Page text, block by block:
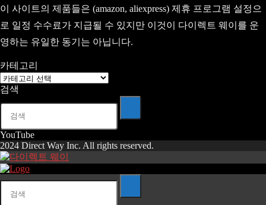
이 사이트의 제품들은 (amazon, aliexpress) 제휴 프로그램 설정으
로 일정 수수료가 지급될 수 있지만 이것이 다이렉트 웨이를 운
영하는 유일한 동기는 아닙니다.
카테고리
카
테
고
검색
YouTube
2024 Direct Way Inc. All rights reserved.